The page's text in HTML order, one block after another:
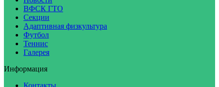
ВФСК ГТО
Секции
Адаптивная физкультура
Футбол
Теннис
Галерея
Информация
Контакты